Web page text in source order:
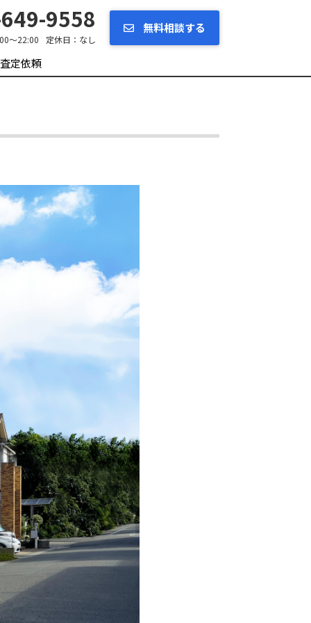
9558
～22:00 定休日： なし
無料相談する
定依頼